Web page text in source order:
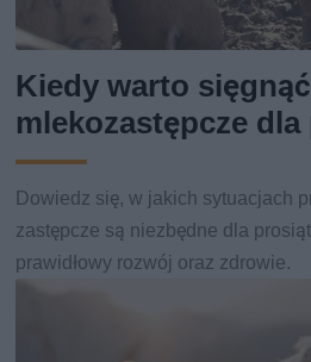
Kiedy warto
mlekozastępcze
Dowiedz się, w jakich sytuacjach
zastępcze są niezbędne dla
prawidłowy rozwój oraz zdrowie.